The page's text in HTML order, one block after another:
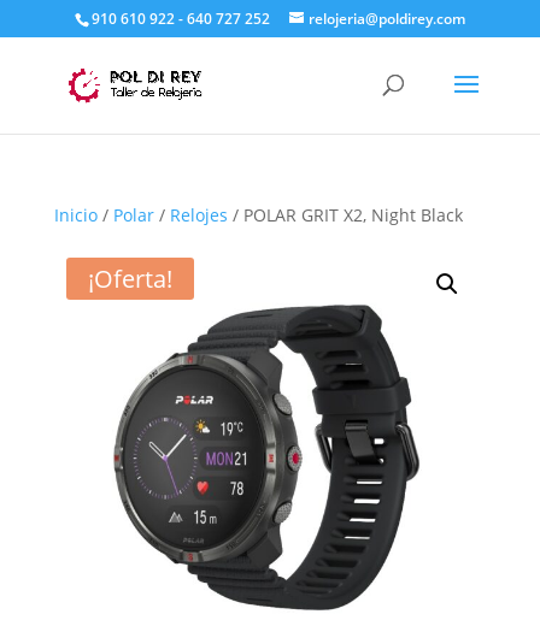
910 610 922 - 640 727 252 relojeria@poldirey.com
Inicio/ Polar/ Relojes / POLAR GRIT X2, Night Black
¡Oferta!